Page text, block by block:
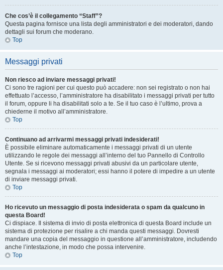
Che cos’è il collegamento “Staff”?
Questa pagina fornisce una lista degli amministratori e dei moderatori, dando
dettagli sui forum che moderano.
Top
Messaggi privati
Non riesco ad inviare messaggi privati!
Ci sono tre ragioni per cui questo può accadere: non sei registrato o non hai
effettuato l’accesso, l’amministratore ha disabilitato i messaggi privati per tutto
il forum, oppure li ha disabilitati solo a te. Se il tuo caso è l’ultimo, prova a
chiederne il motivo all’amministratore.
Top
Continuano ad arrivarmi messaggi privati indesiderati!
È possibile eliminare automaticamente i messaggi privati ​​di un utente
utilizzando le regole dei messaggi all’interno del tuo Pannello di Controllo
Utente. Se si ricevono messaggi privati ​​abusivi da un particolare utente,
segnala i messaggi ai moderatori; essi hanno il potere di impedire a un utente
di inviare messaggi privati​​.
Top
Ho ricevuto un messaggio di posta indesiderata o spam da qualcuno in
questa Board!
Ci dispiace. Il sistema di invio di posta elettronica di questa Board include un
sistema di protezione per risalire a chi manda questi messaggi. Dovresti
mandare una copia del messaggio in questione all’amministratore, includendo
anche l’intestazione, in modo che possa intervenire.
Top